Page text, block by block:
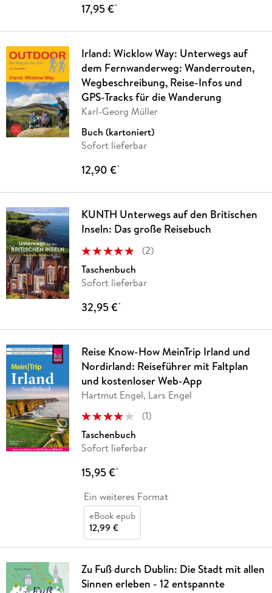
17,95 €*
Irland: Wicklow Way: Unterwegs auf
dem Fernwanderweg: Wanderrouten,
Wegbeschreibung, Reise-Infos und
GPS-Tracks für die Wanderung
Karl-Georg Müller
Buch (kartoniert)
Sofort lieferbar
12,90 €*
KUNTH Unterwegs auf den Britischen
Inseln: Das große Reisebuch
(2)
Taschenbuch
Sofort lieferbar
32,95 €*
Reise Know-How MeinTrip Irland und
Nordirland: Reiseführer mit Faltplan
und kostenloser Web-App
Hartmut Engel, Lars Engel
(1)
Taschenbuch
Sofort lieferbar
15,95 €*
Ein weiteres Format
eBook epub
12,99 €
Zu Fuß durch Dublin: Die Stadt mit allen
Sinnen erleben - 12 entspannte